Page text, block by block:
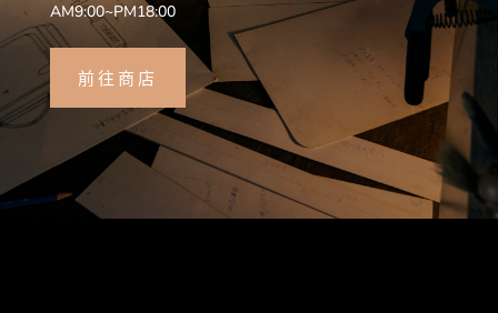
AM9:00~PM18:00
前往商店